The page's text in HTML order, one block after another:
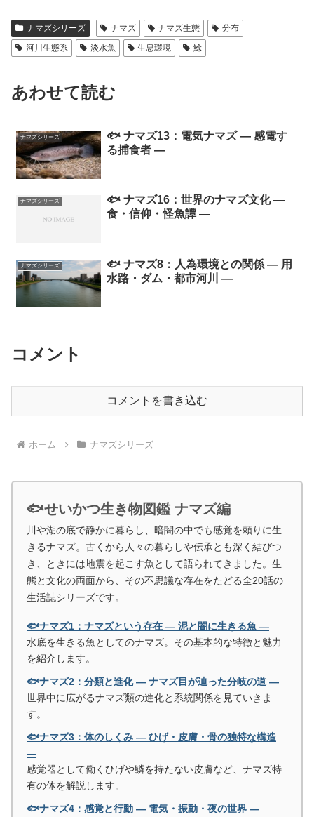
ナマズシリーズ ナマズ ナマズ生態
分布
河川生態系
淡水魚 生息環境 鯰
あわせて読む
ナマズシリーズ
🐟 ナマズ13：電気ナマズ ― 感電す
る捕食者 ―
ナマズシリーズ
🐟 ナマズ16：世界のナマズ文化 ―
食・信仰・怪魚譚 ―
ナマズシリーズ
🐟 ナマズ8：人為環境との関係 ― 用
水路・ダム・都市河川 ―
コメント
コメントを書き込む
ホーム ナマズシリーズ
🐟せいかつ生き物図鑑 ナマズ編
川や湖の底で静かに暮らし、暗闇の中でも感覚を頼りに生
きるナマズ。古くから人々の暮らしや伝承とも深く結びつ
き、ときには地震を起こす魚として語られてきました。生
態と文化の両面から、その不思議な存在をたどる全20話の
生活誌シリーズです。
🐟ナマズ1：ナマズという存在 ― 泥と闇に生きる魚 ―
水底を生きる魚としてのナマズ。その基本的な特徴と魅力
を紹介します。
🐟ナマズ2：分類と進化 ― ナマズ目が辿った分岐の道 ―
世界中に広がるナマズ類の進化と系統関係を見ていきま
す。
🐟ナマズ3：体のしくみ ― ひげ・皮膚・骨の独特な構造
―
感覚器として働くひげや鱗を持たない皮膚など、ナマズ特
有の体を解説します。
🐟ナマズ4：感覚と行動 ― 電気・振動・夜の世界 ―